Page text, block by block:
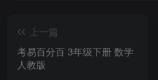
上一篇
考易百分百 3年级下册 数学
人教版